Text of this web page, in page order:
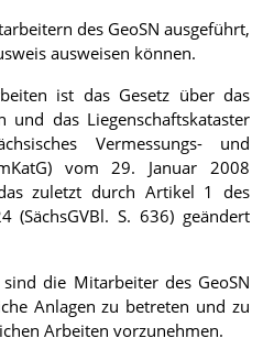
des GeoSN ausgeführt,
ausweisen können.
ist das Gesetz über das
und das Liegenschaftskataster
Vermessungs- und
vom 29. Januar 2008
zuletzt durch Artikel 1 des
(SächsGVBl. S. 636) geändert
die Mitarbeiter des GeoSN
Anlagen zu betreten und zu
Arbeiten vorzunehmen.